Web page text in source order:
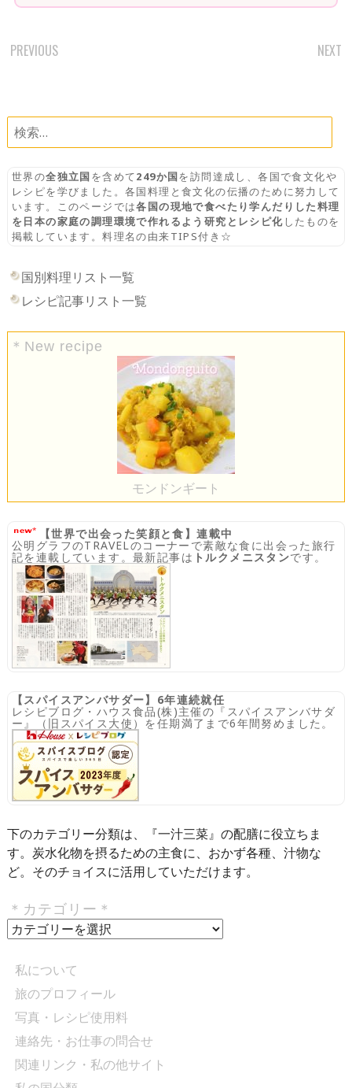
POST
PREVIOUS NEXT
検
索:
世界の全独立国を含めて249か国を訪問達成し、各国で食文化や
レシピを学びました。各国料理と食文化の伝播のために努力して
います。このページでは各国の現地で食べたり学んだりした料理
を日本の家庭の調理環境で作れるよう研究とレシピ化したものを
掲載しています。料理名の由来TIPS付き☆
国別料理リスト一覧
レシピ記事リスト一覧
＊New recipe
モンドンギート
【世界で出会った笑顔と食】連載中
公明グラフのTRAVELのコーナーで素敵な食に出会った旅行
記を連載しています。最新記事は トルクメニスタンです。
【スパイスアンバサダー】6年連続就任
レシピブログ・ハウス食品(株)主催の『スパイスアンバサダ
ー』（旧スパイス大使）を任期満了まで6年間努めました。
下のカテゴリー分類は、『一汁三菜』の配膳に役立ちま
す。炭水化物を摂るための主食に、おかず各種、汁物な
ど。そのチョイスに活用していただけます。
＊カテゴリー＊
＊
テ
ゴ
リ
ー
＊
私について
旅のプロフィール
写真・レシピ使用料
連絡先・お仕事の問合せ
関連リンク・私の他サイト